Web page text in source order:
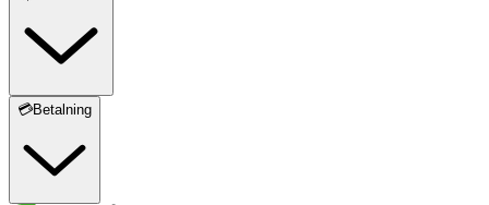
💳Betalning